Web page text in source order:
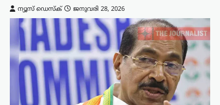
ന്യൂസ് ഡെസ്ക് ജനുവരി 28, 2026